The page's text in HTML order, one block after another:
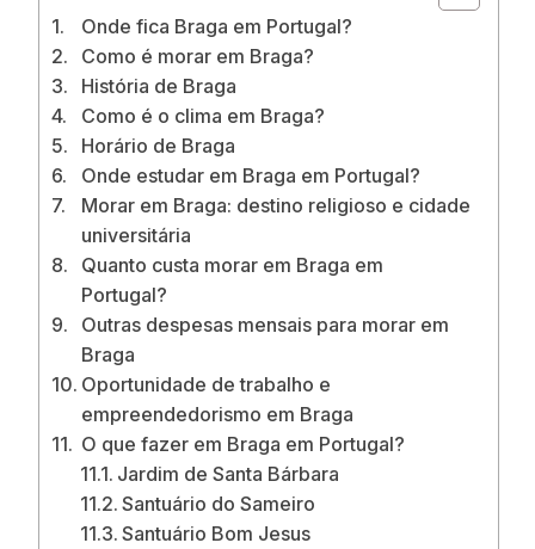
Onde fica Braga em Portugal?
Como é morar em Braga?
História de Braga
Como é o clima em Braga?
Horário de Braga
Onde estudar em Braga em Portugal?
Morar em Braga: destino religioso e cidade
universitária
Quanto custa morar em Braga em
Portugal?
Outras despesas mensais para morar em
Braga
Oportunidade de trabalho e
empreendedorismo em Braga
O que fazer em Braga em Portugal?
Jardim de Santa Bárbara
Santuário do Sameiro
Santuário Bom Jesus